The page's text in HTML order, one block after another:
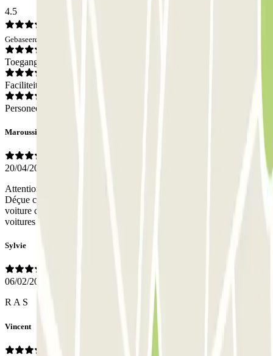
4.5
Gebaseerd op 17 meningen
Toegang
Faciliteiten
Personeel
Maroussia
20/04/2026
Attention à la dépose, faut être ponctuel car on a que 10 minutes.
Déçue cependant car j’ai laissé une voiture propre et récupéré une
voiture couverte d’une épaisse couche de poussière du Sahara. Les
voitures sont garées sur un parking non couvert.
Sylvie
06/02/2026
R A S
Vincent